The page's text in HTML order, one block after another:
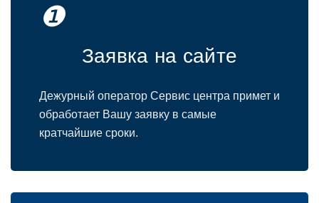
❶
Заявка на сайте
Дежурный оператор Сервис центра примет и
обработает Вашу заявку в самые
кратчайшие сроки.